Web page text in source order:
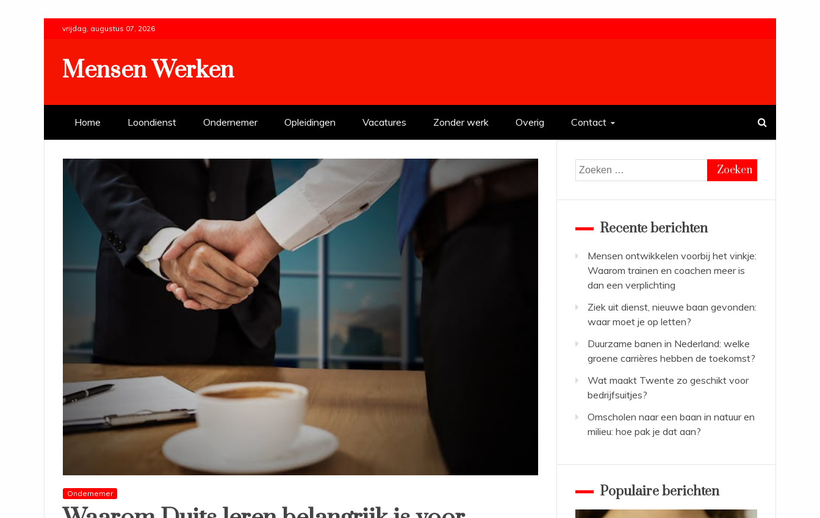
content
vrijdag, augustus 07, 2026
Mensen Werken
Home Loondienst Ondernemer Opleidingen Vacatures Zonder werk Overig Contact
Ondernemer
Zoeken
naar:
Recente berichten
Mensen ontwikkelen voorbij het vinkje:
Waarom trainen en coachen meer is
dan een verplichting
Ziek uit dienst, nieuwe baan gevonden:
waar moet je op letten?
Duurzame banen in Nederland: welke
groene carrières hebben de toekomst?
Wat maakt Twente zo geschikt voor
bedrijfsuitjes?
Omscholen naar een baan in natuur en
milieu: hoe pak je dat aan?
Populaire berichten